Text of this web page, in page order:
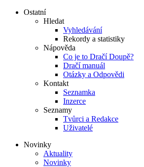
Ostatní
Hledat
Vyhledávání
Rekordy a statistiky
Nápověda
Co je to Dračí Doupě?
Dračí manuál
Otázky a Odpovědi
Kontakt
Seznamka
Inzerce
Seznamy
Tvůrci a Redakce
Uživatelé
Novinky
Aktuality
Novinky